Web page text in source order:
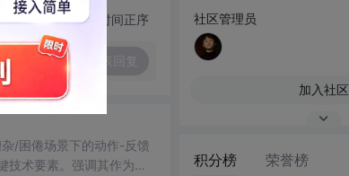
切换为时间正序
/困倦场景下的动作-反馈
技术要素。强调其作为数
社区管理员
加入社区
积分榜 荣誉榜